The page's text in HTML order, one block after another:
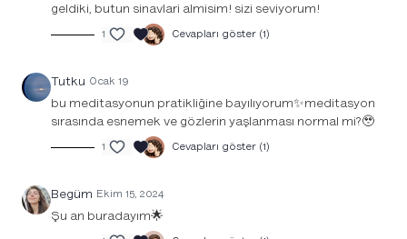
geldiki, butun sinavlari almisim! sizi seviyorum!
1 Cevapları göster (1)
Tutku Ocak 19
bu meditasyonun pratikliğine bayılıyorum✨meditasyon
sırasında esnemek ve gözlerin yaşlanması normal mi?🥹
1 Cevapları göster (1)
Begüm Ekim 15, 2024
Şu an buradayım🌟